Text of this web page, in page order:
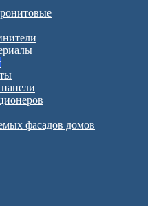
фасадов домов